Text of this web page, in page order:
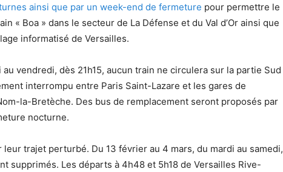
ainsi que par un week-end de fermeture pour permettre le
« Boa » dans le secteur de La Défense et du Val d’Or ainsi que
informatisé de Versailles.
vendredi, dès 21h15, aucun train ne circulera sur la partie Sud
interrompu entre Paris Saint-Lazare et les gares de
la-Bretèche. Des bus de remplacement seront proposés par
nocturne.
leur trajet perturbé. Du 13 février au 4 mars, du mardi au samedi,
supprimés. Les départs à 4h48 et 5h18 de Versailles Rive-